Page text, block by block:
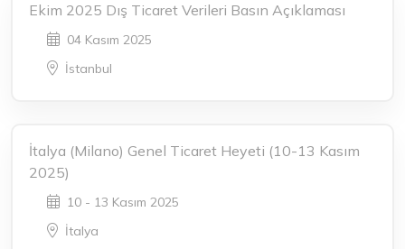
Ekim 2025 Dış Ticaret Verileri Basın Açıklaması
04 Kasım 2025
İstanbul
İtalya (Milano) Genel Ticaret Heyeti (10-13 Kasım
2025)
10 - 13 Kasım 2025
İtalya